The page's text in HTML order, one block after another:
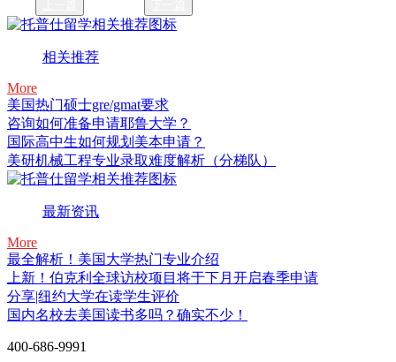
相关推荐
More
美国热门硕士gre/gmat要求
咨询如何准备申请耶鲁大学？
国际高中生如何规划美本申请？
美研机械工程专业录取难度解析（分梯队）
最新资讯
More
最全解析！美国大学热门专业介绍
上新！伯克利全球访校项目将于下月开启春季申请
分享|纽约大学在读学生评价
国内名校去美国读书多吗？确实不少！
400-686-9991